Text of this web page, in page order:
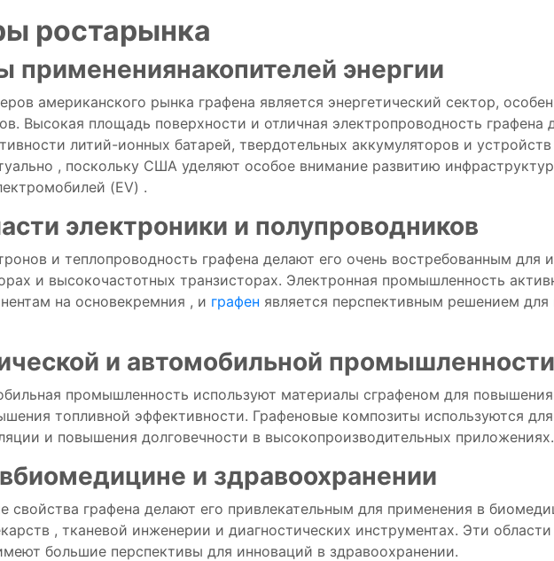
ростарынка
применениянакопителей энергии
американского рынка графена является энергетический сектор,
Высокая площадь поверхности и отличная электропроводность графена
литий-ионных батарей, твердотельных аккумуляторов и устройств
, поскольку США уделяют особое внимание развитию
(EV) .
электроники и полупроводников
и теплопроводность графена делают его очень востребованным для
и высокочастотных транзисторах. Электронная промышленность
на основекремния , и графен является перспективным решением для
и автомобильной промышленности
промышленность используют материалы сграфеном для повышения
топливной эффективности. Графеновые композиты используются для
и повышения долговечности в высокопроизводительных приложениях.
биомедицине и здравоохранении
свойства графена делают его привлекательным для применения в
, тканевой инженерии и диагностических инструментах. Эти
большие перспективы для инноваций в здравоохранении.